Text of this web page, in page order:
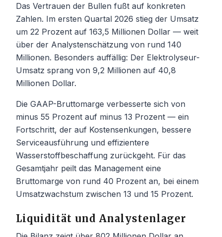
Das Vertrauen der Bullen fußt auf konkreten
Zahlen. Im ersten Quartal 2026 stieg der Umsatz
um 22 Prozent auf 163,5 Millionen Dollar — weit
über der Analystenschätzung von rund 140
Millionen. Besonders auffällig: Der Elektrolyseur-
Umsatz sprang von 9,2 Millionen auf 40,8
Millionen Dollar.
Die GAAP-Bruttomarge verbesserte sich von
minus 55 Prozent auf minus 13 Prozent — ein
Fortschritt, der auf Kostensenkungen, bessere
Serviceausführung und effizientere
Wasserstoffbeschaffung zurückgeht. Für das
Gesamtjahr peilt das Management eine
Bruttomarge von rund 40 Prozent an, bei einem
Umsatzwachstum zwischen 13 und 15 Prozent.
Liquidität und Analystenlager